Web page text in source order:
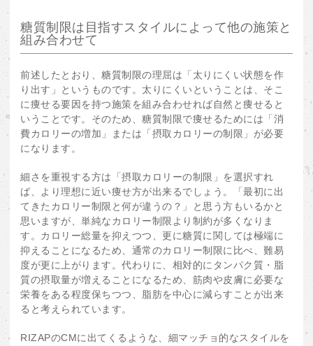
糖質制限は目指すスタイルによって他の施策と
組み合わせて
前述したとおり、糖質制限の理屈は「太りにくい状態を作
り出す」というものです。太りにくいということは、そこ
に痩せる要因を持つ施策を組み合わせれば自然と痩せると
いうことです。そのため、糖質制限で痩せるためには「消
費カロリーの増加」または「摂取カロリーの制限」が必要
になります。
細さを重視する方は「摂取カロリーの制限」を選択すれ
ば、より理想に近い痩せ方が出来るでしょう。「最初に出
てきたカロリー制限と何が違うの？」と思う方もいるかと
思いますが、単純なカロリー制限より制約が多くなりま
す。カロリー総量を抑えつつ、更に糖質に関しては極端に
抑えることになるため、通常のカロリー制限に比べ、難易
度が更に上がります。代わりに、相対的にタンパク質・脂
質の摂取量が増えることになるため、筋肉や皮膚に必要な
栄養をある程度保ちつつ、脂肪を中心に減らすことが出来
ると考えられています。
RIZAPのCMに出てくるような、細マッチョ的なスタイルを